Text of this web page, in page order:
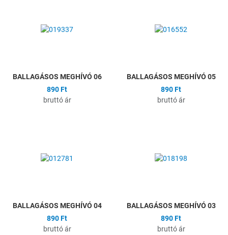
Összehasonlítás
BALLAGÁSOS MEGHÍVÓ 06
890 Ft
bruttó ár
BALLAGÁSOS MEGHÍVÓ 05
890 Ft
bruttó ár
Összehasonlítás
BALLAGÁSOS MEGHÍVÓ 04
890 Ft
bruttó ár
BALLAGÁSOS MEGHÍVÓ 03
890 Ft
bruttó ár